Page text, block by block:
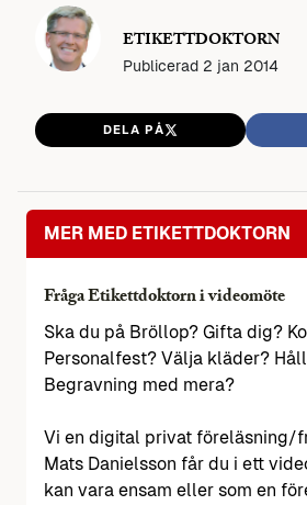
ETIKETTDOKTORN
Publicerad 2 jan 2014
DELA PÅ
MER MED ETIKETTDOKTORN
Fråga Etikettdoktorn i videomöte
Ska du på Bröllop? Gifta dig?
Personalfest? Välja kläder?
Begravning med mera?
Vi en digital privat föreläsning/
Mats Danielsson får du i ett
kan vara ensam eller som en